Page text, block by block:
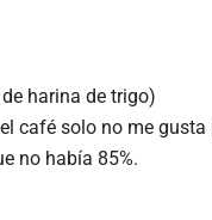
harina de trigo)
café solo no me
no había 85%.